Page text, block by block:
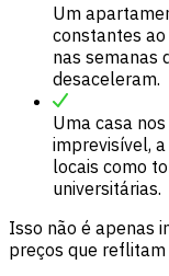
Um
constantes
nas semanas
desaceleram.
Uma casa
imprevisível,
locais como
universitárias.
Isso não é apenas
preços que